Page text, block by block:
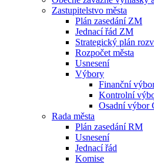
Zastupitelstvo města
Plán zasedání ZM
Jednací řád ZM
Strategický plán
Rozpočet města
Usnesení
Výbory
Finanční
Kontrolní
Osadní výbor
Rada města
Plán zasedání RM
Usnesení
Jednací řád
Komise